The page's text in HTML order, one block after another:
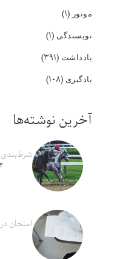
موتور (۱)
نویسندگی (۱)
یادداشت (۳۹۱)
یادگیری (۱۰۸)
آخرین نوشته‌ها
شرط‌بندی
۱۲
امتحان